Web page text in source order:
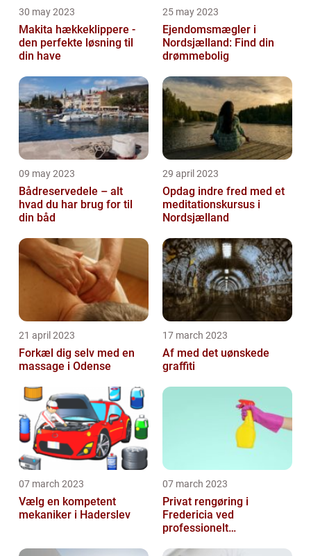
30 may 2023
Makita hækkeklippere -
den perfekte løsning til
din have
25 may 2023
Ejendomsmægler i
Nordsjælland: Find din
drømmebolig
09 may 2023
Bådreservedele – alt
hvad du har brug for til
din båd
29 april 2023
Opdag indre fred med et
meditationskursus i
Nordsjælland
21 april 2023
Forkæl dig selv med en
massage i Odense
17 march 2023
Af med det uønskede
graffiti
07 march 2023
Vælg en kompetent
mekaniker i Haderslev
07 march 2023
Privat rengøring i
Fredericia ved
professionelt